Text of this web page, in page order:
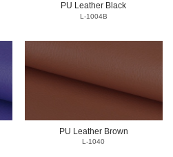
PU Leather Black
L-1004B
PU Leather Brown
L-1040